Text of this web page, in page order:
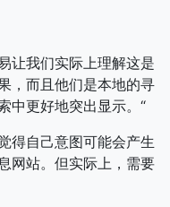
让我们实际上理解这是
，而且他们是本地的寻
中更好地突出显示。“
得自己意图可能会产生
网站。但实际上，需要